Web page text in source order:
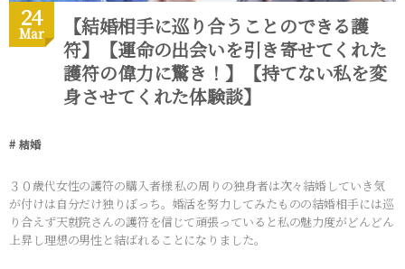
24
Mar
【結婚相手に巡り合うことのできる護
符】【運命の出会いを引き寄せてくれた
護符の偉力に驚き！】【持てない私を変
身させてくれた体験談】
結婚
３０歳代女性の護符の購入者様 私の周りの独身者は次々結婚していき気
が付けは自分だけ独りぼっち。婚活を努力してみたものの結婚相手には巡
り合えず天就院さんの護符を信じて頑張っていると私の魅力度がどんどん
上昇し理想の男性と結ばれることになりました。